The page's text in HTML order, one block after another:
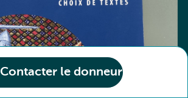
Contacter le donneur